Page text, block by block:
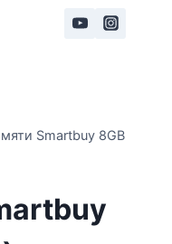
Smartbuy 8GB